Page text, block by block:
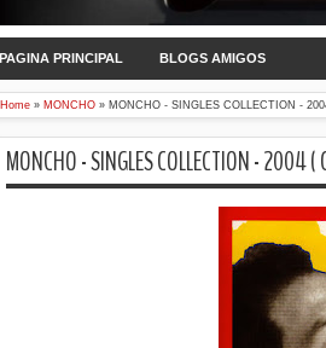
PAGINA PRINCIPAL BLOGS AMIGOS
Home » MONCHO » MONCHO - SINGLES COLLECTION -
MONCHO - SINGLES COLLECTION - 2004